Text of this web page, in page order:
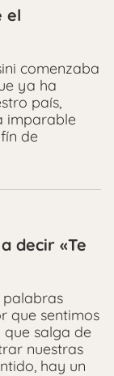
el
comenzaba
ya ha
país,
imparable
de
decir «Te
palabras
que sentimos
que salga de
nuestras
hay un